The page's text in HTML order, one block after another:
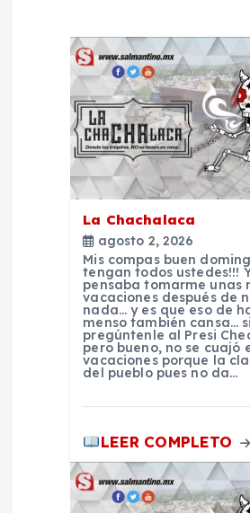
La Chachalaca
agosto 2, 2026
Mis compas buen
tengan todos ustedes!!!
pensaba tomarme unas
vacaciones después de
nada… y es que eso de
menso también cansa…
pregúntenle al Presi
pero bueno, no se cuajó
vacaciones porque la
del pueblo pues no da…
LEER COMPLETO